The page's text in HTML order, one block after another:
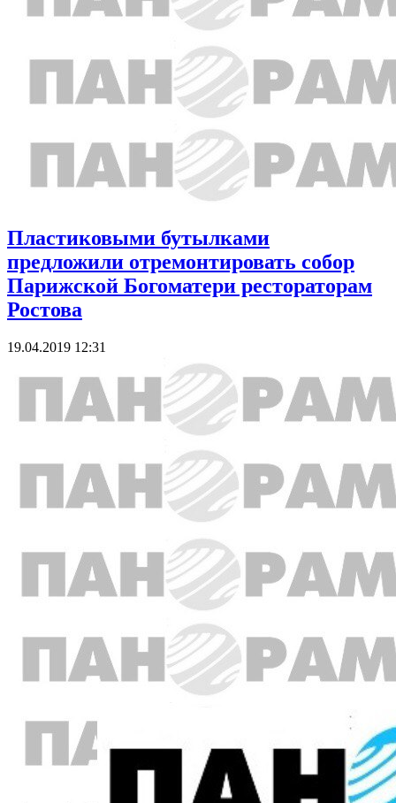
Пластиковыми бутылками
предложили отремонтировать собор
Парижской Богоматери рестораторам
Ростова
19.04.2019 12:31